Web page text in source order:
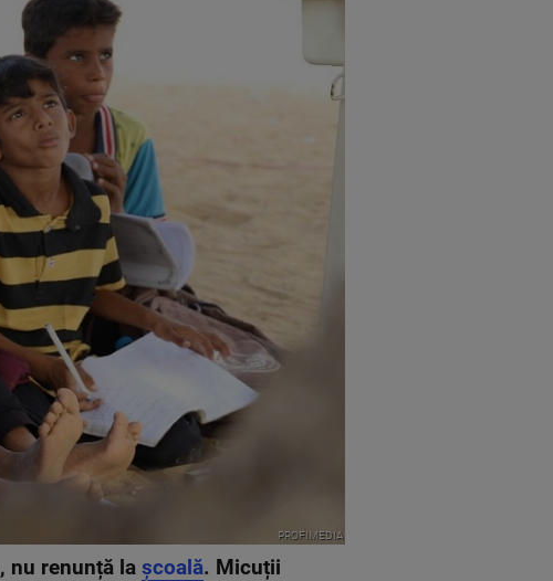
PROFIMEDIA
nu renunță la școală. Micuții